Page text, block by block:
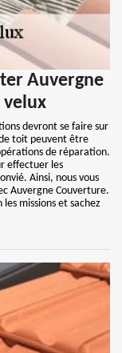
Auvergne
devront se faire sur
toit peuvent être
de réparation.
effectuer les
Ainsi, nous vous
Auvergne Couverture.
missions et sachez